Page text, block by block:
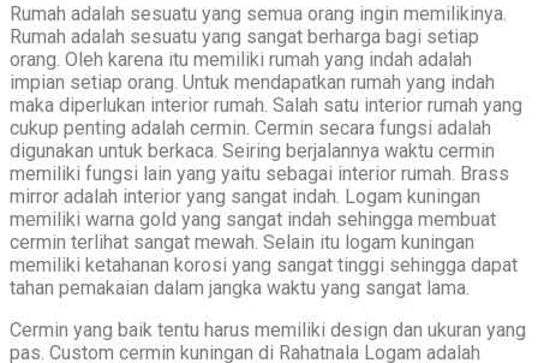
Rumah adalah sesuatu yang semua orang ingin memilikinya.
Rumah adalah sesuatu yang sangat berharga bagi setiap
orang. Oleh karena itu memiliki rumah yang indah adalah
impian setiap orang. Untuk mendapatkan rumah yang indah
maka diperlukan interior rumah. Salah satu interior rumah yang
cukup penting adalah cermin. Cermin secara fungsi adalah
digunakan untuk berkaca. Seiring berjalannya waktu cermin
memiliki fungsi lain yang yaitu sebagai interior rumah. Brass
mirror adalah interior yang sangat indah. Logam kuningan
memiliki warna gold yang sangat indah sehingga membuat
cermin terlihat sangat mewah. Selain itu logam kuningan
memiliki ketahanan korosi yang sangat tinggi sehingga dapat
tahan pemakaian dalam jangka waktu yang sangat lama.
Cermin yang baik tentu harus memiliki design dan ukuran yang
pas. Custom cermin kuningan di Rahatnala Logam adalah